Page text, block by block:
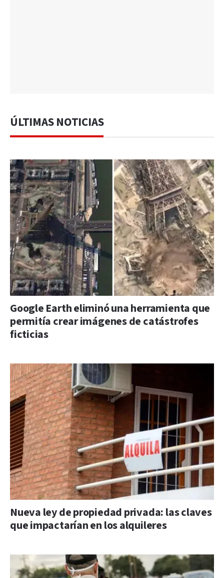
ÚLTIMAS NOTICIAS
Google Earth eliminó una herramienta que
permitía crear imágenes de catástrofes
ficticias
Nueva ley de propiedad privada: las claves
que impactarían en los alquileres